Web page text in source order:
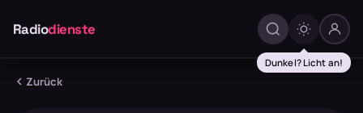
Radiodienste
Dunkel? Licht an!
Zurück